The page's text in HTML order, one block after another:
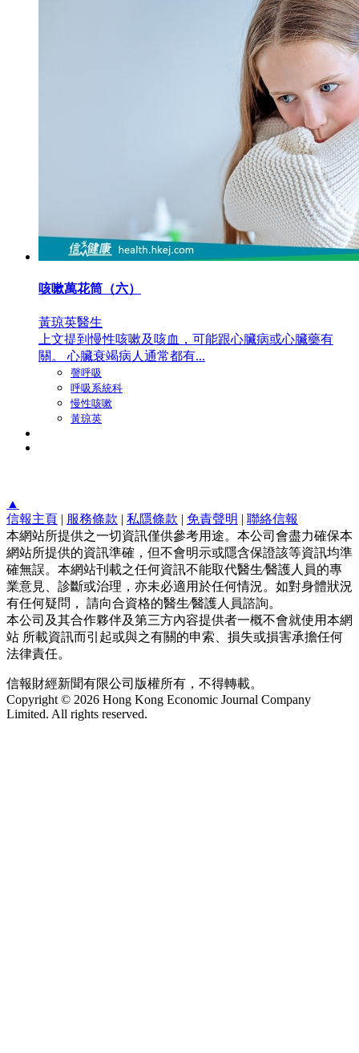
咳嗽萬花筒（六）
黃琼英醫生
上文提到慢性咳嗽及咳血，可能跟心臟病或心臟藥有
關。 心臟衰竭病人通常都有...
謦呼吸
呼吸系統科
慢性咳嗽
黃琼英
▲
信報主頁 | 服務條款 | 私隱條款 | 免責聲明 | 聯絡信報
本網站所提供之一切資訊僅供參考用途。本公司會盡力確保本
網站所提供的資訊準確，但不會明示或隱含保證該等資訊均準
確無誤。本網站刊載之任何資訊不能取代醫生∕醫護人員的專
業意見、診斷或治理，亦未必適用於任何情況。如對身體狀況
有任何疑問， 請向合資格的醫生∕醫護人員諮詢。
本公司及其合作夥伴及第三方內容提供者一概不會就使用本網
站 所載資訊而引起或與之有關的申索、損失或損害承擔任何
法律責任。
信報財經新聞有限公司版權所有，不得轉載。
Copyright © 2026 Hong Kong Economic Journal Company
Limited. All rights reserved.